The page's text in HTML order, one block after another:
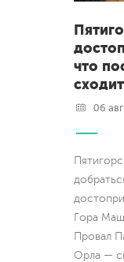
что
06
Гора
Провал
Орла —